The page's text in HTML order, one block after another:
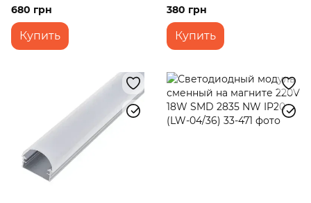
680 грн
Купить
042
380 грн
Купить